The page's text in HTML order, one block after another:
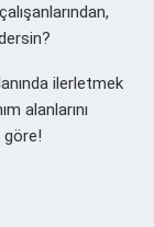
ilerletmek
alanlarını